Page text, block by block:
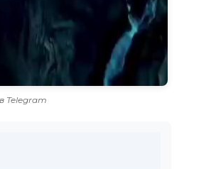
Telegram